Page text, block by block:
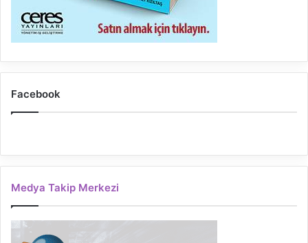
Facebook
Medya Takip Merkezi